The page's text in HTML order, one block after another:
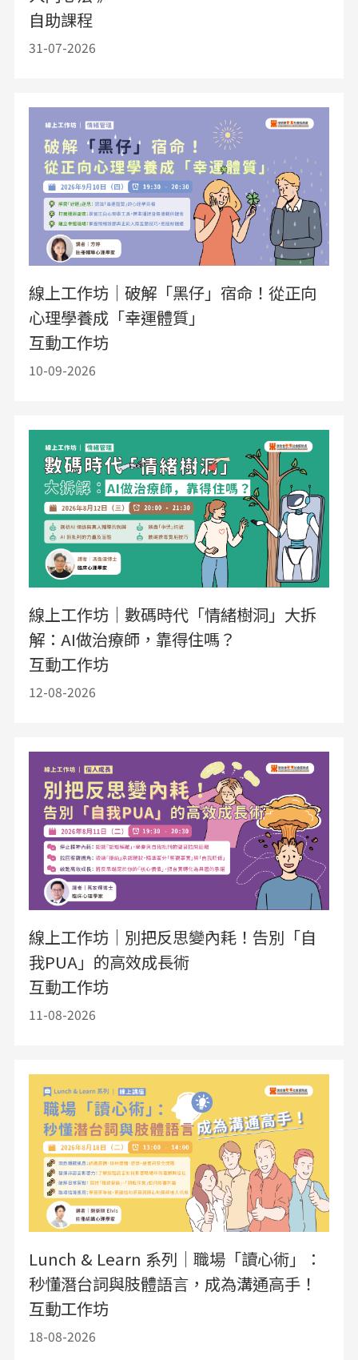
自助課程
31-07-2026
線上工作坊｜破解「黑仔」宿命！從正向
心理學養成「幸運體質」
互動工作坊
10-09-2026
線上工作坊｜數碼時代「情緒樹洞」大拆
解：AI做治療師，靠得住嗎？
互動工作坊
12-08-2026
線上工作坊｜別把反思變內耗！告別「自
我PUA」的高效成長術
互動工作坊
11-08-2026
Lunch & Learn 系列｜職場「讀心術」：
秒懂潛台詞與肢體語言，成為溝通高手！
互動工作坊
18-08-2026